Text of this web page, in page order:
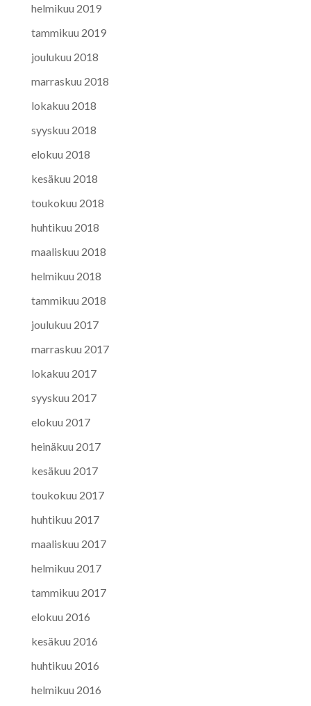
helmikuu 2019
tammikuu 2019
joulukuu 2018
marraskuu 2018
lokakuu 2018
syyskuu 2018
elokuu 2018
kesäkuu 2018
toukokuu 2018
huhtikuu 2018
maaliskuu 2018
helmikuu 2018
tammikuu 2018
joulukuu 2017
marraskuu 2017
lokakuu 2017
syyskuu 2017
elokuu 2017
heinäkuu 2017
kesäkuu 2017
toukokuu 2017
huhtikuu 2017
maaliskuu 2017
helmikuu 2017
tammikuu 2017
elokuu 2016
kesäkuu 2016
huhtikuu 2016
helmikuu 2016